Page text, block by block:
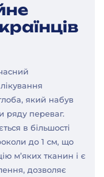
який набув
ряду переваг.
в більшості
до 1 см, що
м’яких тканин і є
дозволяє